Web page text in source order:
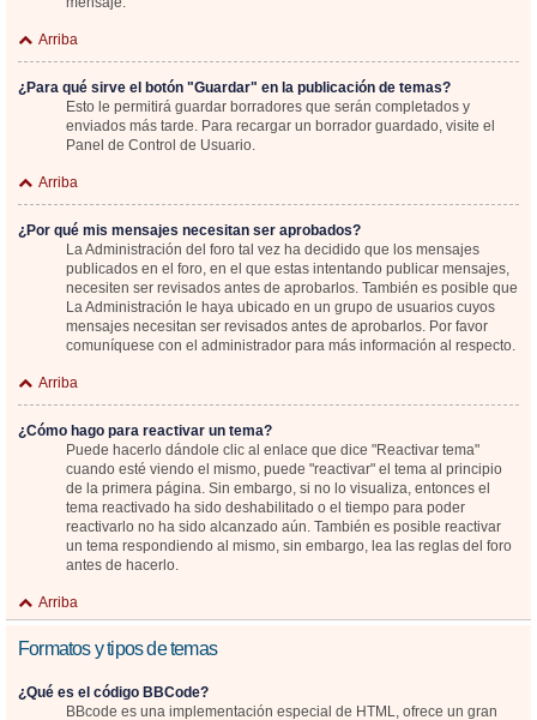
Arriba
¿Para qué sirve el botón "Guardar" en la publicación de temas?
Esto le permitirá guardar borradores que serán completados y
enviados más tarde. Para recargar un borrador guardado, visite el
Panel de Control de Usuario.
Arriba
¿Por qué mis mensajes necesitan ser aprobados?
La Administración del foro tal vez ha decidido que los mensajes
publicados en el foro, en el que estas intentando publicar mensajes,
necesiten ser revisados antes de aprobarlos. También es posible que
La Administración le haya ubicado en un grupo de usuarios cuyos
mensajes necesitan ser revisados antes de aprobarlos. Por favor
comuníquese con el administrador para más información al respecto.
Arriba
¿Cómo hago para reactivar un tema?
Puede hacerlo dándole clic al enlace que dice "Reactivar tema"
cuando esté viendo el mismo, puede "reactivar" el tema al principio
de la primera página. Sin embargo, si no lo visualiza, entonces el
tema reactivado ha sido deshabilitado o el tiempo para poder
reactivarlo no ha sido alcanzado aún. También es posible reactivar
un tema respondiendo al mismo, sin embargo, lea las reglas del foro
antes de hacerlo.
Arriba
Formatos y tipos de temas
¿Qué es el código BBCode?
BBcode es una implementación especial de HTML, ofrece un gran